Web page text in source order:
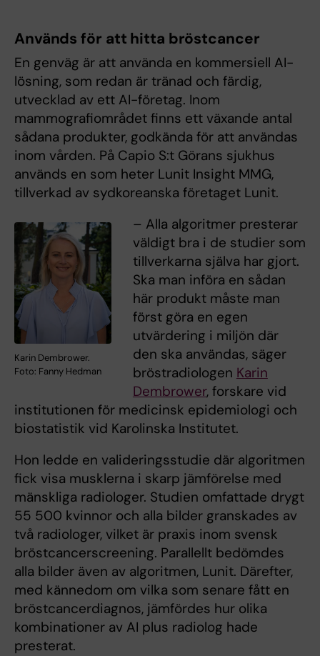
Används för att hitta bröstcancer
En genväg är att använda en kommersiell AI-
lösning, som redan är tränad och färdig,
utvecklad av ett AI-företag. Inom
mammografiområdet finns ett växande antal
sådana produkter, godkända för att användas
inom vården. På Capio S:t Görans sjukhus
används en som heter Lunit Insight MMG,
tillverkad av sydkoreanska företaget Lunit.
Karin Dembrower.
Foto: Fanny Hedman
– Alla algoritmer presterar
väldigt bra i de studier som
tillverkarna själva har gjort.
Ska man införa en sådan
här produkt måste man
först göra en egen
utvärdering i miljön där
den ska användas, säger
bröstradiologen Karin
Dembrower, forskare vid
institutionen för medicinsk epidemiologi och
biostatistik vid Karolinska Institutet.
Hon ledde en valideringsstudie där algoritmen
fick visa musklerna i skarp jämförelse med
mänskliga radiologer. Studien omfattade drygt
55 500 kvinnor och alla bilder granskades av
två radiologer, vilket är praxis inom svensk
bröstcancerscreening. Parallellt bedömdes
alla bilder även av algoritmen, Lunit. Därefter,
med kännedom om vilka som senare fått en
bröstcancerdiagnos, jämfördes hur olika
kombinationer av AI plus radiolog hade
presterat.